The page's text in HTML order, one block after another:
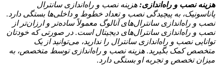
هزینه نصب و راه‌اندازی: هزینه نصب و راه‌اندازی سانترال
پاناسونیک، به پیچیدگی نصب و تعداد خطوط و داخلی‌ها بستگی دارد.
نصب و راه‌اندازی سانترال‌های آنالوگ معمولاً ساده‌تر و ارزان‌تر از
نصب و راه‌اندازی سانترال‌های دیجیتال است. در صورتی که خودتان
توانایی نصب و راه‌اندازی سانترال را ندارید، می‌توانید از یک
متخصص کمک بگیرید. هزینه نصب و راه‌اندازی توسط متخصص، به
میزان تخصص و تجربه او بستگی دارد.